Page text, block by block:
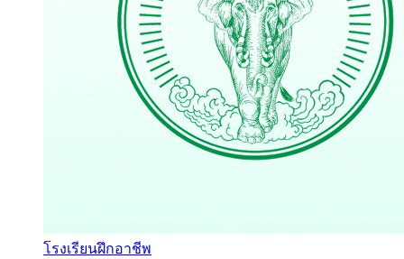
โรงเรียนฝึกอาชีพ